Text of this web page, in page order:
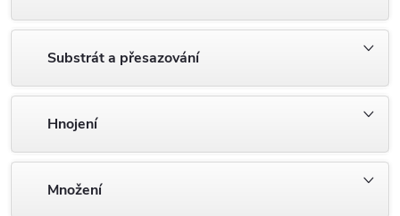
Substrát a přesazování
Hnojení
Množení